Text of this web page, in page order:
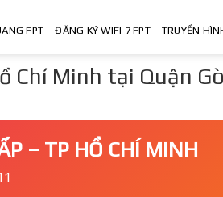
FPT ĐĂNG KÝ WIFI 7 FPT TRUYỀN
Chí Minh tại Quận
– TP HỒ CHÍ MINH